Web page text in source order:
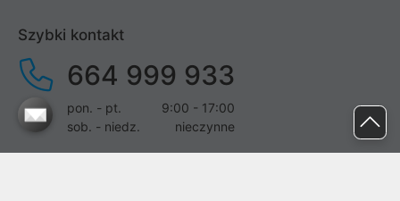
Szybki kontakt
664 999 933
pon. - pt.
9:00 - 17:00
sob. - niedz.
nieczynne